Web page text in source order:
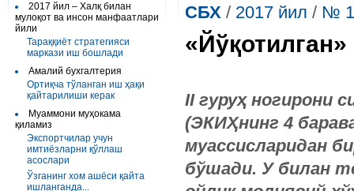
2017 йил – Халқ билан
мулоқот ва инсон манфаатлари
йили
Тараққиёт стратегияси
маркази иш бошлади
Амалий бухгалтерия
Ортиқча тўланган иш ҳақи
қайтарилиши керак
Муаммони муҳокама
қиламиз
Экспортчилар учун
имтиёзларни қўллаш
асослари
Ўзганинг хом ашёси қайта
ишланганда...
СБХ / 2017 йил / №
II гуруҳ ногирони
(ЭКИҲнинг 4
муассисларидан
бўшади. У билан